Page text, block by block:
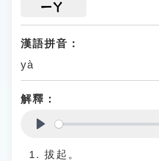
ㄧㄚ
漢語拼音：
yà
解釋：
拔起。